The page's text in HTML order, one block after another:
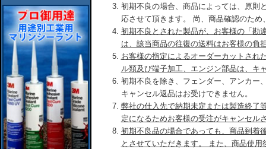
初期不良の場合、商品によっては、原則
応させて頂きます。 尚、商品確認のた
初期不良とされた製品が、お客様の「勘
は、該当商品の往復の送料はお客様の負
お客様の指定によるオーダーカットされ
ル類及び端子加工、エンジン部品は、キ
初期不良を除き、フェンダー、アンカー
キャンセル返品はお受けできません。
弊社の仕入先で納期未定または製造終了
定になるためお客様の受注がキャンセル
初期不良品の場合であっても、商品到着
とさせていただきます。 また、商品使